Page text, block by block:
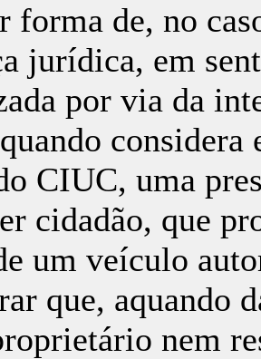
forma de, no
jurídica, em
por via da
considera
CIUC, uma
cidadão, que
um veículo
que, aquando
nem